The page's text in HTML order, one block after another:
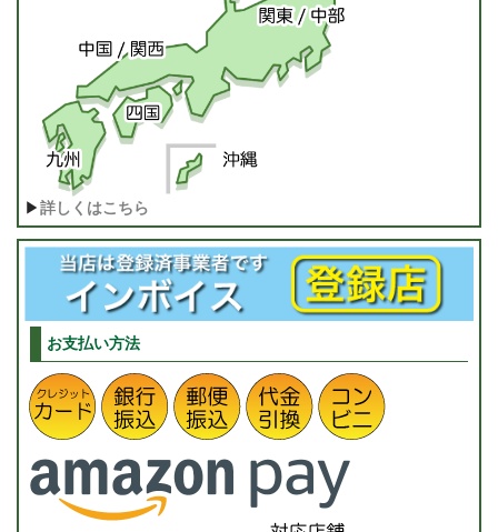
▶詳しくはこちら
お支払い方法